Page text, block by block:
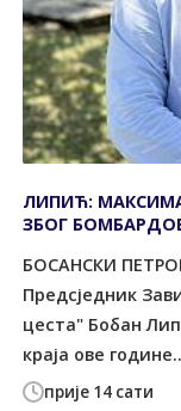
прије 14 сати
ЛИПИЋ:
ЗБОГ
БОСАНСКИ
Предсједник
цеста" Бобан
краја ове